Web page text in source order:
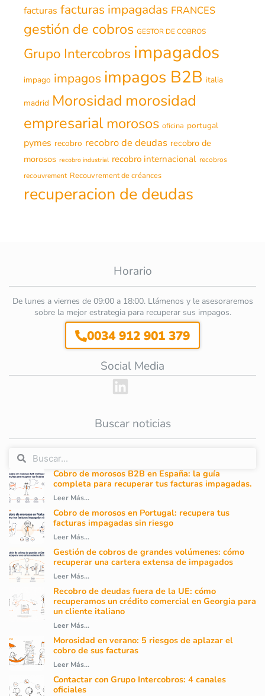
facturas facturas impagadas FRANCES
gestión de cobros GESTOR DE COBROS
Grupo Intercobros impagados
impago impagos impagos B2B italia
madrid Morosidad morosidad
empresarialmorosos oficina portugal
pymes recobro recobro de deudas recobro de
morosos recobro industrial recobro internacional recobros
recouvrement Recouvrement de créances
recuperacion de deudas
Horario
De lunes a viernes de 09:00 a 18:00. Llámenos y le asesoraremos
sobre la mejor estrategia para recuperar sus impagos.
0034 912 901 379
Social Media
Buscar noticias
Cobro de morosos B2B en España: la guía
completa para recuperar tus facturas impagadas.
Leer Más...
Cobro de morosos en Portugal: recupera tus
facturas impagadas sin riesgo
Leer Más...
Gestión de cobros de grandes volúmenes: cómo
recuperar una cartera extensa de impagados
Leer Más...
Recobro de deudas fuera de la UE: cómo
recuperamos un crédito comercial en Georgia para
un cliente italiano
Leer Más...
Morosidad en verano: 5 riesgos de aplazar el
cobro de sus facturas
Leer Más...
Contactar con Grupo Intercobros: 4 canales
oficiales